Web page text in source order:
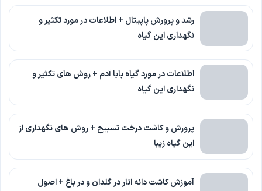
رشد و پرورش پاپیتال + اطلاعات در مورد تکثیر و
نگهداری این گیاه
اطلاعات در مورد گیاه بابا آدم + روش های تکثیر و
نگهداری این گیاه
پرورش و کاشت درخت تسبیح + روش های نگهداری از
این گیاه زیبا
آموزش کاشت دانه انار در گلدان و در باغ + اصول